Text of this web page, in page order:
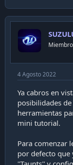
c
t
o
n
4 Agosto 2022
Ya cabros en
posibilidades
herramientas
mini tutorial.
Para comenzar
por defecto que